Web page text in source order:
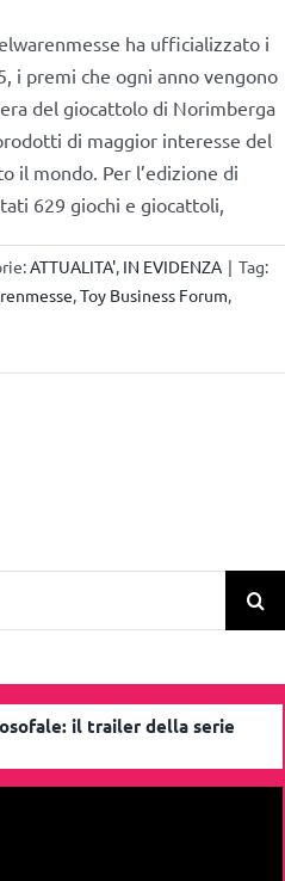
ha ufficializzato i
i premi che ogni anno vengono
del giocattolo di Norimberga
di maggior interesse del
il mondo. Per l’edizione di
629 giochi e giocattoli,
ATTUALITA', IN EVIDENZA | Tag:
,Toy Business Forum,
il trailer della serie